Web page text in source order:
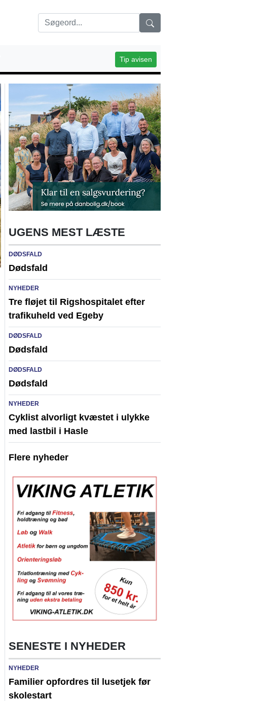
Tip avisen
UGENS MEST LÆSTE
DØDSFALD
Dødsfald
NYHEDER
Tre fløjet til Rigshospitalet efter
trafikuheld ved Egeby
DØDSFALD
Dødsfald
DØDSFALD
Dødsfald
NYHEDER
Cyklist alvorligt kvæstet i ulykke
med lastbil i Hasle
Flere nyheder
SENESTE I NYHEDER
NYHEDER
Familier opfordres til lusetjek før
skolestart